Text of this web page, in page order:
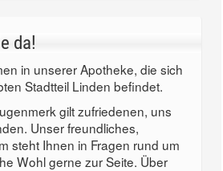
da!
in unserer Apotheke, die sich
Stadtteil Linden befindet.
gilt zufriedenen, uns
Unser freundliches,
steht Ihnen in Fragen rund um
Wohl gerne zur Seite. Über